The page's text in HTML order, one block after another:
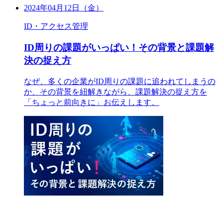
2024年04月12日（金）
ID・アクセス管理
ID周りの課題がいっぱい！その背景と課題解
決の捉え方
なぜ、多くの企業がID周りの課題に追われてしまうの
か、その背景を紐解きながら、課題解決の捉え方を
「ちょっと前向きに」お伝えします。